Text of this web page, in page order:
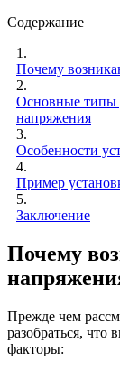
Содержание
1.
Почему
2.
Основные типы
напряжения
3.
Особенности
4.
Пример
5.
Заключение
Почему
Прежде чем
разобраться,
факторы: